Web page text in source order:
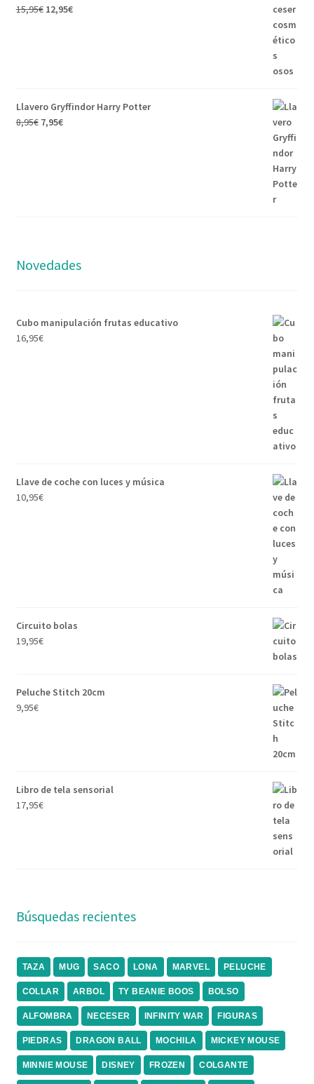
15,95€ 12,95€
Llavero Gryffindor Harry Potter
8,95€ 7,95€
Novedades
Cubo manipulación frutas educativo
16,95€
Llave de coche con luces y música
10,95€
Circuito bolas
19,95€
Peluche Stitch 20cm
9,95€
Libro de tela sensorial
17,95€
Búsquedas recientes
TAZA MUG SACO LONA MARVEL PELUCHE
COLLAR ARBOL TY BEANIE BOOS BOLSO
ALFOMBRA NECESER INFINITY WAR FIGURAS
PIEDRAS DRAGON BALL MOCHILA MICKEY MOUSE
MINNIE MOUSE DISNEY FROZEN COLGANTE